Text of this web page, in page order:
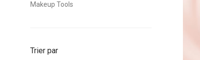
Makeup Tools
Trier par